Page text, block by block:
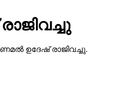
ഉദേഷ് രാജിവച്ചു.